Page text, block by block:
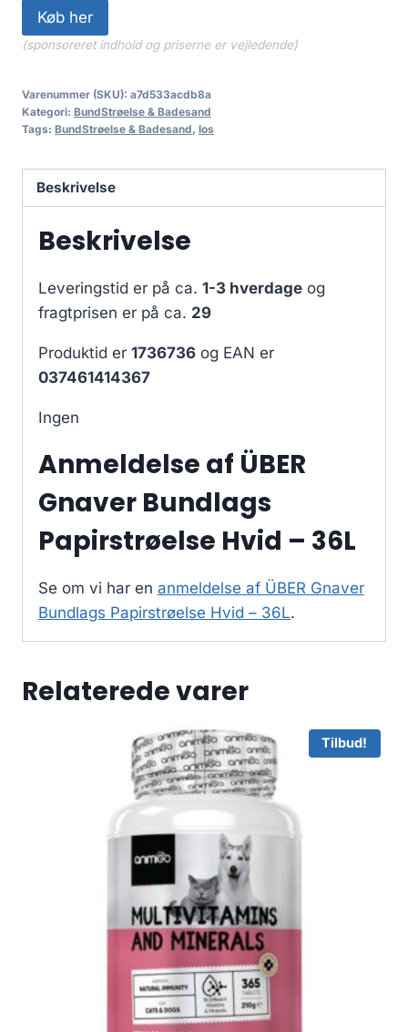
Køb her
(sponsoreret indhold og priserne er vejledende)
Varenummer (SKU): a7d533acdb8a
Kategori: BundStrøelse & Badesand
Tags: BundStrøelse & Badesand, los
Beskrivelse
Beskrivelse
Leveringstid er på ca. 1-3 hverdage og
fragtprisen er på ca. 29
Produktid er 1736736 og EAN er
037461414367
Ingen
Anmeldelse af ÜBER
Gnaver Bundlags
Papirstrøelse Hvid – 36L
Se om vi har en anmeldelse af ÜBER Gnaver
Bundlags Papirstrøelse Hvid – 36L.
Relaterede varer
Tilbud!